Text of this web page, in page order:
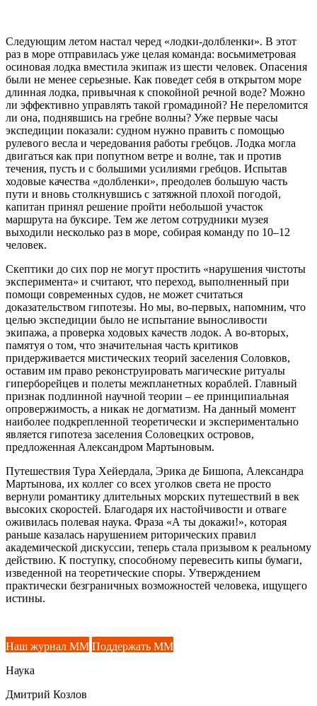
Следующим летом настал черед «лодки-долбленки». В этот
раз в море отправилась уже целая команда: восьмиметровая
осиновая лодка вместила экипаж из шести человек. Опасения
были не менее серьезные. Как поведет себя в открытом море
длинная лодка, привычная к спокойной речной воде? Можно
ли эффективно управлять такой громадиной? Не переломится
ли она, поднявшись на гребне волны? Уже первые часы
экспедиции показали: судном нужно править с помощью
рулевого весла и чередования работы гребцов. Лодка могла
двигаться как при попутном ветре и волне, так и против
течения, пусть и с большими усилиями гребцов. Испытав
ходовые качества «долбленки», преодолев большую часть
пути и вновь столкнувшись с затяжной плохой погодой,
капитан принял решение пройти небольшой участок
маршрута на буксире. Тем же летом сотрудники музея
выходили несколько раз в море, собирая команду по 10–12
человек.
Скептики до сих пор не могут простить «нарушения чистоты
эксперимента» и считают, что переход, выполненный при
помощи современных судов, не может считаться
доказательством гипотезы. Но мы, во-первых, напомним, что
целью экспедиции было не испытание выносливости
экипажа, а проверка ходовых качеств лодок. А во-вторых,
памятуя о том, что значительная часть критиков
придерживается мистических теорий заселения Соловков,
оставим им право реконструировать магические ритуалы
гиперборейцев и полеты межпланетных кораблей. Главный
признак подлинной научной теории – ее принципиальная
опровержимость, а никак не догматизм. На данный момент
наиболее подкрепленной теоретически и экспериментально
является гипотеза заселения Соловецких островов,
предложенная Александром Мартыновым.
Путешествия Тура Хейердала, Эрика де Бишопа, Александра
Мартынова, их коллег со всех уголков света не просто
вернули романтику длительных морских путешествий в век
высоких скоростей. Благодаря их настойчивости и отваге
оживилась полевая наука. Фраза «А ты докажи!», которая
раньше казалась нарушением риторических правил
академической дискуссии, теперь стала призывом к реальному
действию. К поступку, способному перевесить кипы бумаги,
изведенной на теоретические споры. Утверждением
практически безграничных возможностей человека, ищущего
истины.
Наш журнал ММ Поддержать ММ
Наука
Дмитрий Козлов